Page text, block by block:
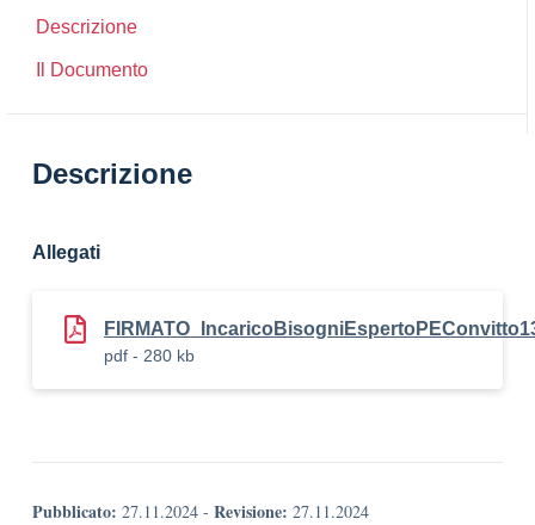
Descrizione
Il Documento
Descrizione
Allegati
pdf - 280 kb
Pubblicato: 27.11.2024 - Revisione: 27.11.2024